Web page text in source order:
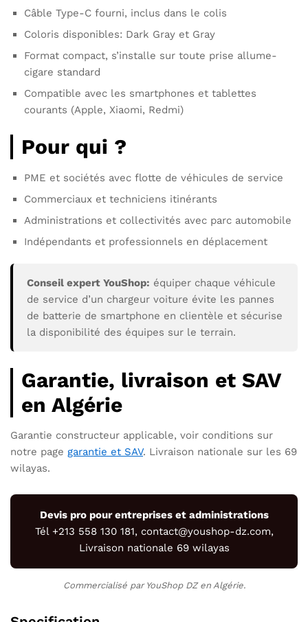
Câble Type-C fourni, inclus dans le colis
Coloris disponibles: Dark Gray et Gray
Format compact, s’installe sur toute prise allume-
cigare standard
Compatible avec les smartphones et tablettes
courants (Apple, Xiaomi, Redmi)
Pour qui ?
PME et sociétés avec flotte de véhicules de service
Commerciaux et techniciens itinérants
Administrations et collectivités avec parc automobile
Indépendants et professionnels en déplacement
Conseil expert YouShop: équiper chaque véhicule
de service d’un chargeur voiture évite les pannes
de batterie de smartphone en clientèle et sécurise
la disponibilité des équipes sur le terrain.
Garantie, livraison et SAV
en Algérie
Garantie constructeur applicable, voir conditions sur
notre page garantie et SAV. Livraison nationale sur les 69
wilayas.
Devis pro pour entreprises et administrations
Tél +213 558 130 181, contact@youshop-dz.com,
Livraison nationale 69 wilayas
Commercialisé par YouShop DZ en Algérie.